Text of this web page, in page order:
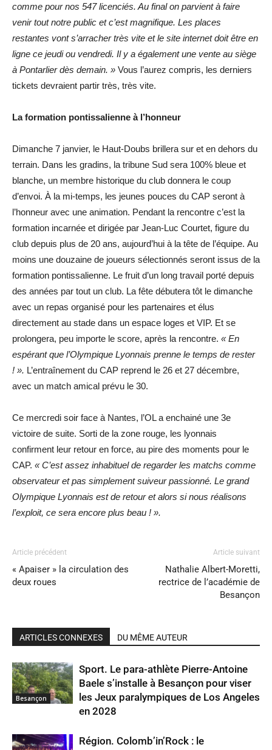
comme pour nos 547 licenciés. Au final on parvient à faire
venir tout notre public et c’est magnifique. Les places
restantes vont s’arracher très vite et le site internet doit être en
ligne ce jeudi ou vendredi. Il y a également une vente au siège
à Pontarlier dès demain. » Vous l’aurez compris, les derniers
tickets devraient partir très, très vite.
La formation pontissalienne à l’honneur
Dimanche 7 janvier, le Haut-Doubs brillera sur et en dehors du
terrain. Dans les gradins, la tribune Sud sera 100% bleue et
blanche, un membre historique du club donnera le coup
d’envoi. À la mi-temps, les jeunes pouces du CAP seront à
l’honneur avec une animation. Pendant la rencontre c’est la
formation incarnée et dirigée par Jean-Luc Courtet, figure du
club depuis plus de 20 ans, aujourd’hui à la tête de l’équipe. Au
moins une douzaine de joueurs sélectionnés seront issus de la
formation pontissalienne. Le fruit d’un long travail porté depuis
des années par tout un club. La fête débutera tôt le dimanche
avec un repas organisé pour les partenaires et élus
directement au stade dans un espace loges et VIP. Et se
prolongera, peu importe le score, après la rencontre. « En
espérant que l’Olympique Lyonnais prenne le temps de rester
! ». L’entraînement du CAP reprend le 26 et 27 décembre,
avec un match amical prévu le 30.
Ce mercredi soir face à Nantes, l’OL a enchainé une 3e
victoire de suite. Sorti de la zone rouge, les lyonnais
confirment leur retour en force, au pire des moments pour le
CAP. « C’est assez inhabituel de regarder les matchs comme
observateur et pas simplement suiveur passionné. Le grand
Olympique Lyonnais est de retour et alors si nous réalisons
l’exploit, ce sera encore plus beau ! ».
Article précédent
« Apaiser » la circulation des
deux roues
Article suivant
Nathalie Albert-Moretti,
rectrice de l’académie de
Besançon
ARTICLES CONNEXES DU MÊME AUTEUR
Besançon
Sport. Le para-athlète Pierre-Antoine
Baele s’installe à Besançon pour viser
les Jeux paralympiques de Los Angeles
en 2028
Région. Colomb’in’Rock : le